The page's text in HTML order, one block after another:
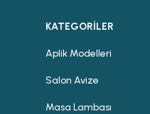
KATEGORİLER
Aplik Modelleri
Salon Avize
Masa Lambası